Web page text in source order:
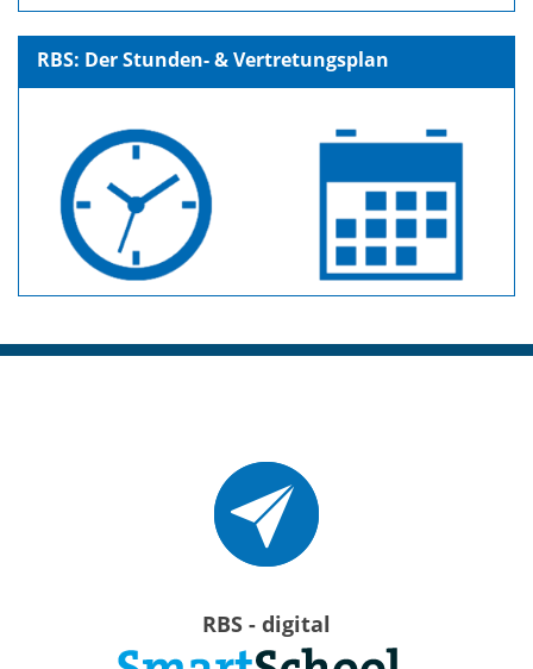
RBS: Der Stunden- & Vertretungsplan
RBS - digital